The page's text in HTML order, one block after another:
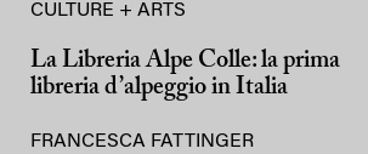
CULTURE + ARTS
La Libreria Alpe Colle: la prima
libreria d’alpeggio in Italia
FRANCESCA FATTINGER